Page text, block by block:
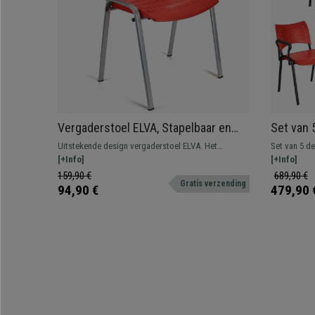
Vergaderstoel ELVA, Stapelbaar en
Praktisch, Hoge Kwaliteit, Kleur Rood
en Grijze Poten
Uitstekende design vergaderstoel ELVA. Het
perfecte model voor wie op zoek is naar stevigheid,
comfort en gebruiksgemak. Ideaal voor
wachtkamers, vergaderruimtes, conferenties, etc.
[+Info]
159,90 €
94,90 € Gratis verzending
Set van
kleur
Set van 5
ELVA. Het
stevigheid,
[+Info]
689,90 €
479,90